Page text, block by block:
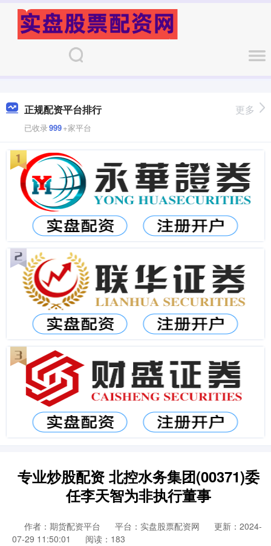
正规配资平台排行
已收录999+家平台
更多
专业炒股配资 北控水务集团(00371)委
任李天智为非执行董事
作者：期货配资平台 平台：实盘股票配资网
更新：2024-
07-29 11:50:01
阅读：183